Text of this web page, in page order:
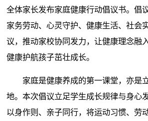
全体家长发布家庭健康行动倡议书。倡
家务劳动、心灵守护、健康生活、社会
议，推动家校协同发力，让健康理念融
健康护航孩子茁壮成长。
家庭是健康养成的第一课堂，亦是
地。本次倡议立足学生成长规律与身心
以身作则、亲子同行，将运动习惯、劳